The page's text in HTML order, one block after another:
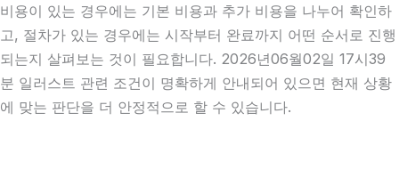
비용이 있는 경우에는 기본 비용과 추가 비용을 나누어 확인하
고, 절차가 있는 경우에는 시작부터 완료까지 어떤 순서로 진행
되는지 살펴보는 것이 필요합니다. 2026년06월02일 17시39
분 일러스트 관련 조건이 명확하게 안내되어 있으면 현재 상황
에 맞는 판단을 더 안정적으로 할 수 있습니다.